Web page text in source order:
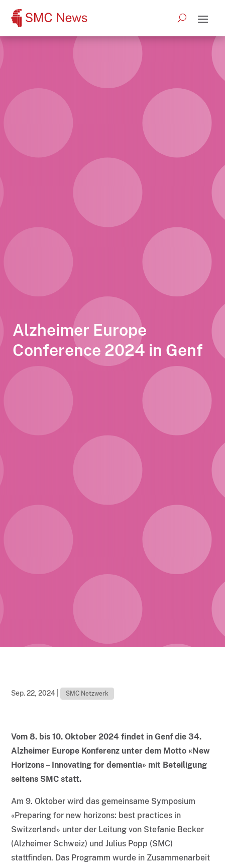
Alzheimer Europe
Conference 2024 in Genf
Sep. 22, 2024 SMC Netzwerk
Vom 8. bis 10. Oktober 2024 findet in Genf die 34.
Alzheimer Europe Konferenz unter dem Motto «New
Horizons – Innovating for dementia» mit Beteiligung
seitens SMC statt.
Am 9. Oktober wird das gemeinsame Symposium
«Preparing for new horizons: best practices in
Switzerland» unter der Leitung von Stefanie Becker
(Alzheimer Schweiz) und Julius Popp (SMC)
stattfinden. Das Programm wurde in Zusammenarbeit